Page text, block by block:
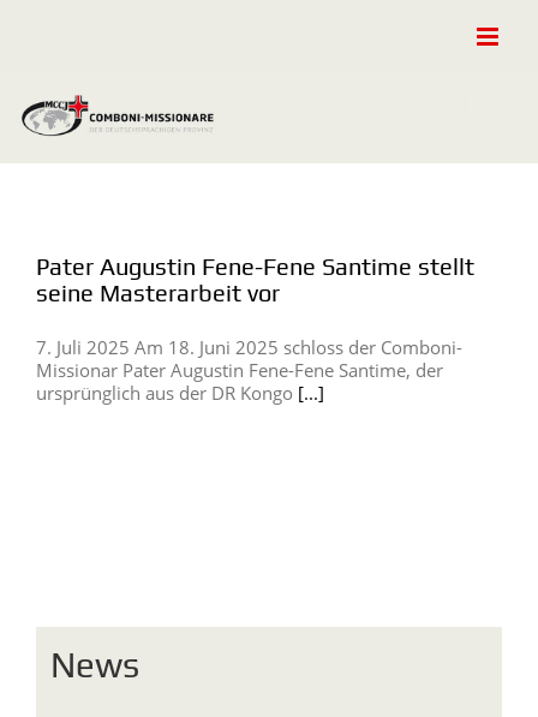
Pater Augustin Fene-Fene Santime stellt
seine Masterarbeit vor
7. Juli 2025 Am 18. Juni 2025 schloss der Comboni-
Missionar Pater Augustin Fene-Fene Santime, der
ursprünglich aus der DR Kongo [...]
News